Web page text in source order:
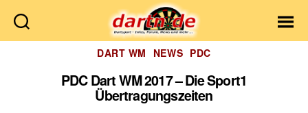
Dartn.de
Kategorien
DART WM NEWS PDC
PDC Dart WM 2017 – Die Sport1
Übertragungszeiten